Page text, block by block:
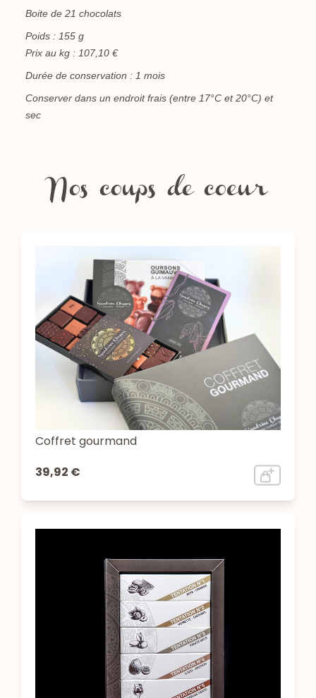
Boite de 21 chocolats
Poids : 155 g
Prix au kg : 107,10 €
Durée de conservation : 1 mois
Conserver dans un endroit frais (entre 17°C et 20°C) et
sec
Nos coups de coeur
Coffret gourmand
39,92 €